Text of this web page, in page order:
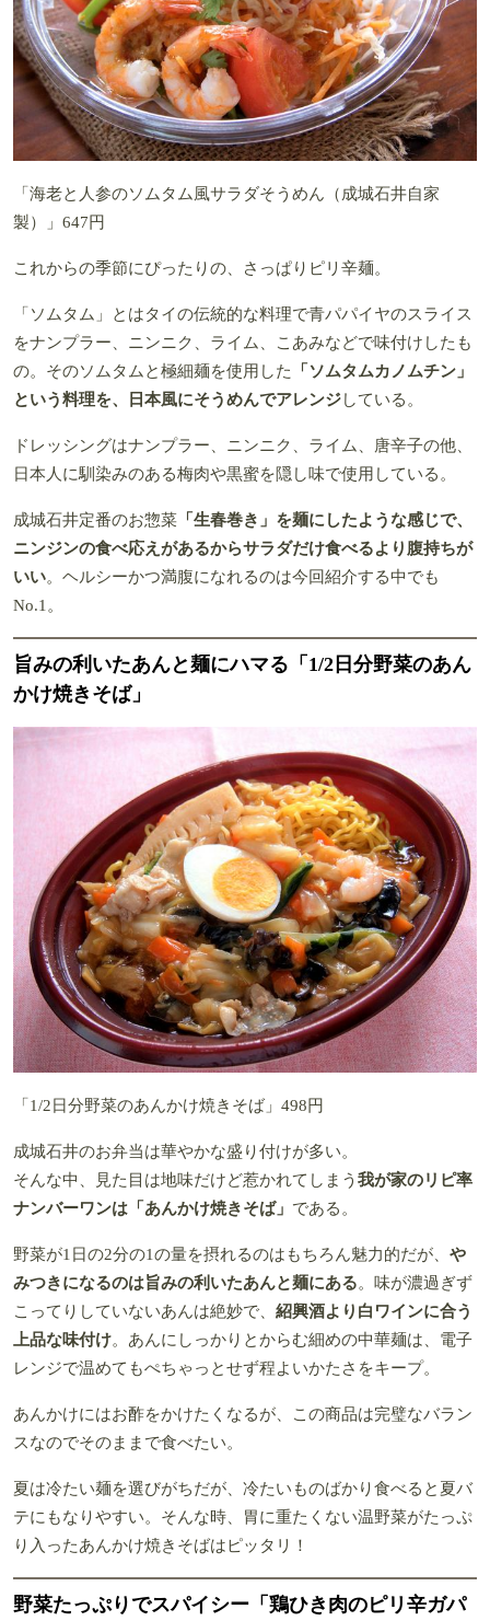
「海老と人参のソムタム風サラダそうめん（成城石井自家
製）」647円
これからの季節にぴったりの、さっぱりピリ辛麺。
「ソムタム」とはタイの伝統的な料理で青パパイヤのスライス
をナンプラー、ニンニク、ライム、こあみなどで味付けしたも
の。そのソムタムと極細麺を使用した
「ソムタムカノムチン」
という料理を、日本風にそうめんでアレンジしている。
ドレッシングはナンプラー、ニンニク、ライム、唐辛子の他、
日本人に馴染みのある梅肉や黒蜜を隠し味で使用している。
成城石井定番のお惣菜 「生春巻き」を麺にしたような感じで、
ニンジンの食べ応えがあるからサラダだけ食べるより腹持ちが
いい。ヘルシーかつ満腹になれるのは今回紹介する中でも
No.1。
旨みの利いたあんと麺にハマる「1/2日分野菜のあん
かけ焼きそば」
「1/2日分野菜のあんかけ焼きそば」498円
成城石井のお弁当は華やかな盛り付けが多い。
そんな中、見た目は地味だけど惹かれてしまう 我が家のリピ率
ナンバーワンは「あんかけ焼きそば」 である。
野菜が1日の2分の1の量を摂れるのはもちろん魅力的だが、 や
みつきになるのは旨みの利いたあんと麺にある。味が濃過ぎず
こってりしていないあんは絶妙で、 紹興酒より白ワインに合う
上品な味付け。あんにしっかりとからむ細めの中華麺は、電子
レンジで温めてもぺちゃっとせず程よいかたさをキープ。
あんかけにはお酢をかけたくなるが、この商品は完璧なバラン
スなのでそのままで食べたい。
夏は冷たい麺を選びがちだが、冷たいものばかり食べると夏バ
テにもなりやすい。そんな時、胃に重たくない温野菜がたっぷ
り入ったあんかけ焼きそばはピッタリ！
野菜たっぷりでスパイシー「鶏ひき肉のピリ辛ガパ